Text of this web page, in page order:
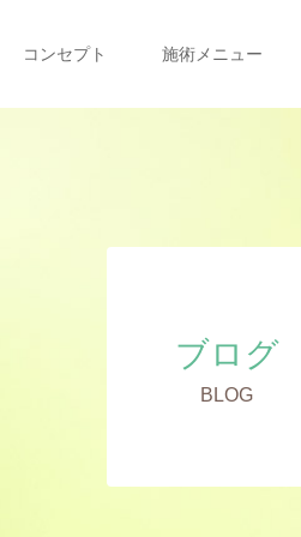
コンセプト 施術メニュー
ブログ
BLOG